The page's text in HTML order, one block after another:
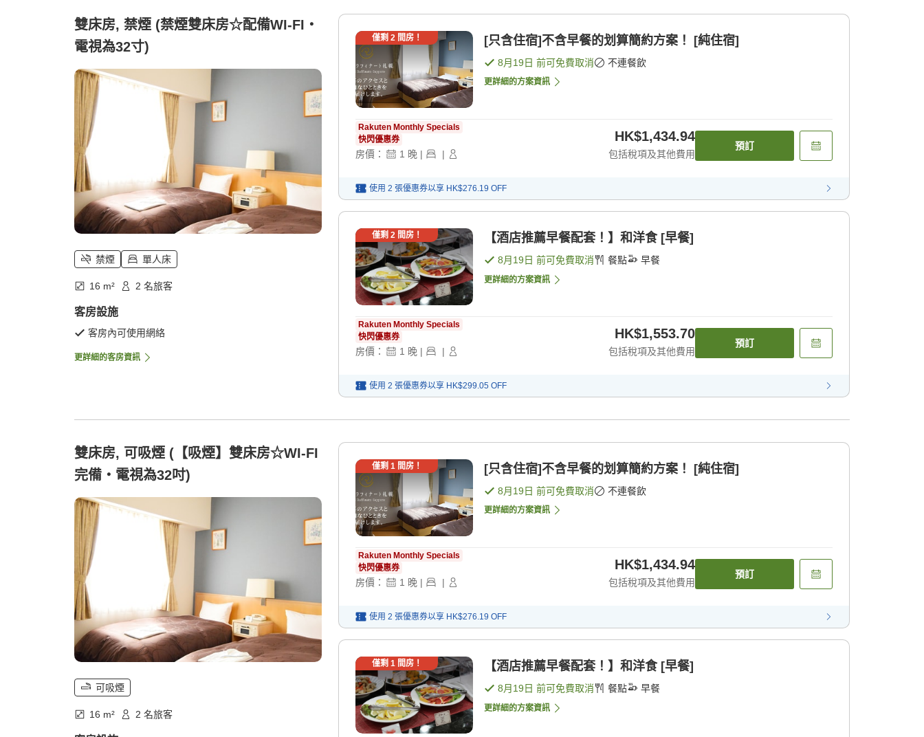
雙床房, 禁煙 (禁煙雙床房☆配備WI-FI・
電視為32寸)
禁煙 單人床
16 m² 2 名旅客
客房設施
客房內可使用網絡
更詳細的客房資訊
僅剩 2間房！ [只含住宿]不含早餐的划算簡約方案！ [純住宿]
8月19日 前可免費取消 不連餐飲
更詳細的方案資訊
Rakuten Monthly Specials
快閃優惠券
房價： 1 晚 | |
HK$1,434.94
包括稅項及其他費用
預訂
使用 2 張優惠券以享 HK$276.19 OFF
僅剩 2間房！ 【酒店推薦早餐配套！】和洋食 [早餐]
8月19日 前可免費取消 餐點 早餐
更詳細的方案資訊
Rakuten Monthly Specials
快閃優惠券
房價： 1 晚 | |
HK$1,553.70
包括稅項及其他費用
預訂
使用 2 張優惠券以享 HK$299.05 OFF
雙床房, 可吸煙 (【吸煙】雙床房☆WI-FI
完備・電視為32吋)
可吸煙
16 m² 2 名旅客
僅剩 1間房！ [只含住宿]不含早餐的划算簡約方案！ [純住宿]
8月19日 前可免費取消 不連餐飲
更詳細的方案資訊
Rakuten Monthly Specials
快閃優惠券
房價： 1 晚 | |
HK$1,434.94
包括稅項及其他費用
預訂
使用 2 張優惠券以享 HK$276.19 OFF
僅剩 1間房！ 【酒店推薦早餐配套！】和洋食 [早餐]
8月19日 前可免費取消 餐點 早餐
更詳細的方案資訊